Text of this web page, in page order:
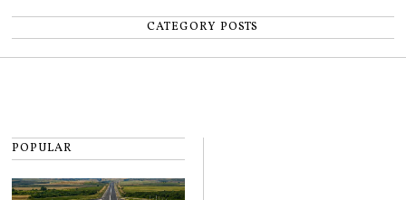
CATEGORY POSTS
POPULAR